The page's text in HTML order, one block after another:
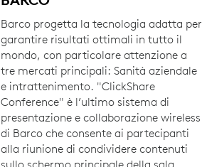
Barco progetta la tecnologia adatta per
garantire risultati ottimali in tutto il
mondo, con particolare attenzione a
tre mercati principali: Sanità aziendale
e intrattenimento. "ClickShare
Conference" è l’ultimo sistema di
presentazione e collaborazione wireless
di Barco che consente ai partecipanti
alla riunione di condividere contenuti
sullo schermo principale della sala